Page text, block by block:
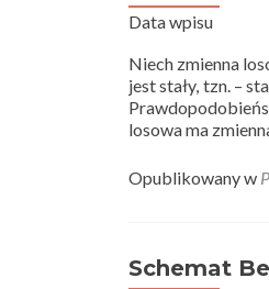
Data wpisu
Niech zmienna
jest stały, tzn. –
losowa ma
Opublikowany w
Schemat